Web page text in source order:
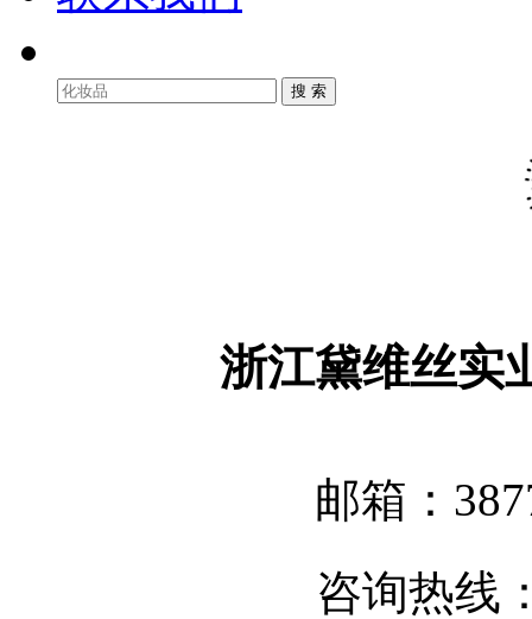
浙江黛维丝实
邮箱：
咨询热线